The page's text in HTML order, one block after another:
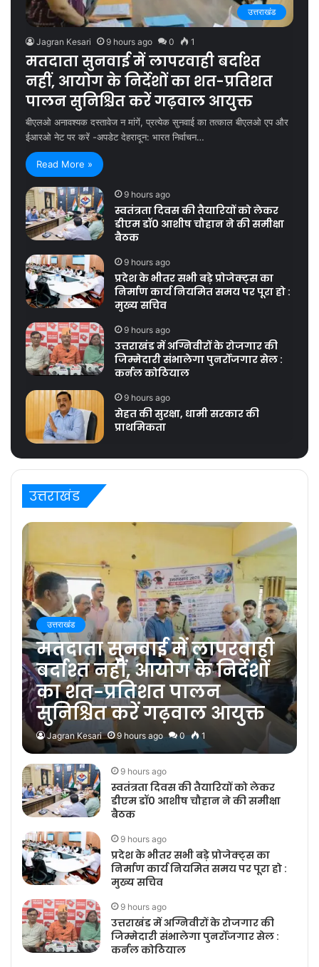
उत्तराखंड
Jagran Kesari 9 hours ago 0 1
मतदाता सुनवाई में लापरवाही बर्दाश्त
नहीं, आयोग के निर्देशों का शत-प्रतिशत
पालन सुनिश्चित करें गढ़वाल आयुक्त
बीएलओ अनावश्यक दस्तावेज न मांगें, प्रत्येक सुनवाई का तत्काल बीएलओ एप और
ईआरओ नेट पर करें -अपडेट देहरादून: भारत निर्वाचन…
Read More »
9 hours ago
स्वतंत्रता दिवस की तैयारियों को लेकर
डीएम डॉ0 आशीष चौहान ने की समीक्षा
बैठक
9 hours ago
प्रदेश के भीतर सभी बड़े प्रोजेक्ट्स का
निर्माण कार्य नियमित समय पर पूरा हो :
मुख्य सचिव
9 hours ago
उत्तराखंड में अग्निवीरों के रोजगार की
जिम्मेदारी संभालेगा पुनर्रोजगार सेल :
कर्नल कोठियाल
9 hours ago
सेहत की सुरक्षा, धामी सरकार की
प्राथमिकता
उत्तराखंड
उत्तराखंड
मतदाता सुनवाई में लापरवाही
बर्दाश्त नहीं, आयोग के निर्देशों
का शत-प्रतिशत पालन
सुनिश्चित करें गढ़वाल आयुक्त
Jagran Kesari 9 hours ago 0 1
9 hours ago
स्वतंत्रता दिवस की तैयारियों को लेकर
डीएम डॉ0 आशीष चौहान ने की समीक्षा
बैठक
9 hours ago
प्रदेश के भीतर सभी बड़े प्रोजेक्ट्स का
निर्माण कार्य नियमित समय पर पूरा हो :
मुख्य सचिव
9 hours ago
उत्तराखंड में अग्निवीरों के रोजगार की
जिम्मेदारी संभालेगा पुनर्रोजगार सेल :
कर्नल कोठियाल